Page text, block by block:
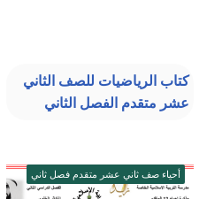
كتاب الرياضيات للصف الثاني
عشر متقدم الفصل الثاني
أحياء صف ثاني عشر متقدم فصل ثاني